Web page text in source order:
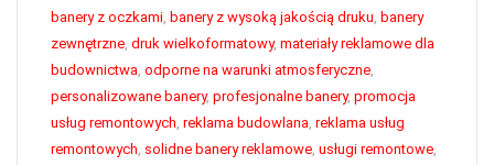
banery z oczkami banery z wysoką jakością druku banery
zewnętrzne druk wielkoformatowy, materiały reklamowe dla
budownictwa odporne na warunki atmosferyczne
personalizowane banery, profesjonalne banery, promocja
usług remontowych reklama budowlana reklama usług
remontowych solidne banery reklamowe usługi remontowe